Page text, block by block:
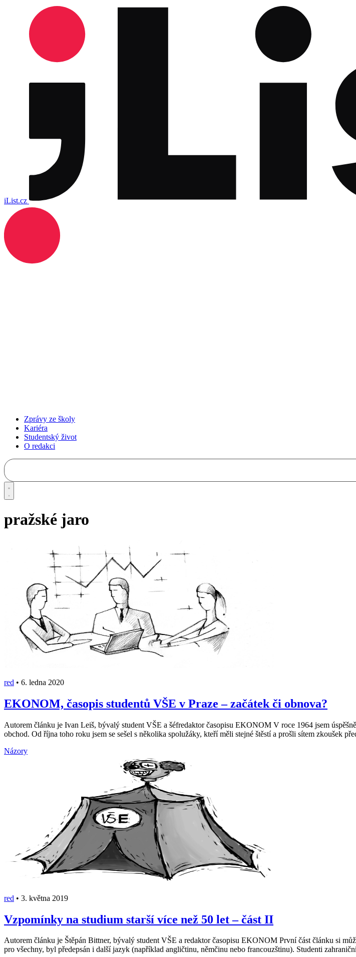
iList.cz
Zprávy ze školy
Kariéra
Studentský život
O redakci
pražské jaro
red • 6. ledna 2020
EKONOM, časopis studentů VŠE v Praze – začátek či obnova?
Autorem článku je Ivan Leiš, bývalý student VŠE a šéfredaktor časopisu EKONOM V roce 1964 jsem
obchod. Od října toho roku jsem se sešel s několika spolužáky, kteří měli stejné štěstí a prošli sítem zkoušek
Názory
red • 3. května 2019
Vzpomínky na studium starší více než 50 let – část II
Autorem článku je Štěpán Bittner, bývalý student VŠE a redaktor časopisu EKONOM První část článku si
pro všechny, byl předepsán i další jazyk (například angličtinu, němčinu nebo francouzštinu). Studenti